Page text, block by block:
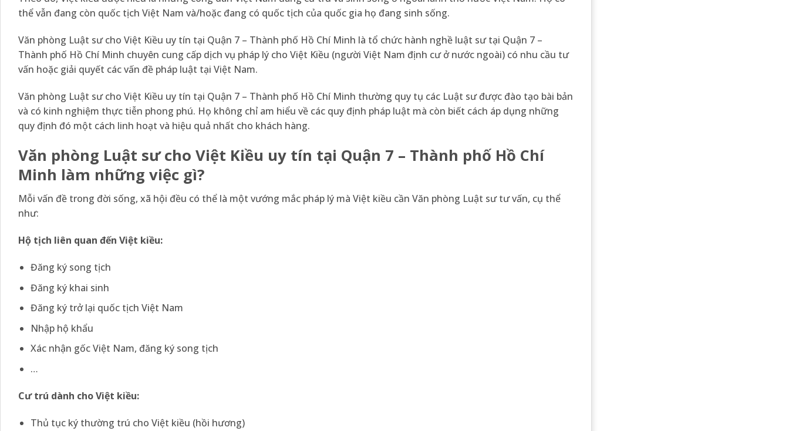
thể vẫn đang còn quốc tịch Việt Nam và/hoặc đang có quốc tịch của quốc gia họ đang sinh sống.
Văn phòng Luật sư cho Việt Kiều uy tín tại Quận 7 – Thành phố Hồ Chí Minh là tổ chức hành nghề luật sư tại Quận 7 –
Thành phố Hồ Chí Minh chuyên cung cấp dịch vụ pháp lý cho Việt Kiều (người Việt Nam định cư ở nước ngoài) có nhu cầu tư
vấn hoặc giải quyết các vấn đề pháp luật tại Việt Nam.
Văn phòng Luật sư cho Việt Kiều uy tín tại Quận 7 – Thành phố Hồ Chí Minh thường quy tụ các Luật sư được đào tạo bài bản
và có kinh nghiệm thực tiễn phong phú. Họ không chỉ am hiểu về các quy định pháp luật mà còn biết cách áp dụng những
quy định đó một cách linh hoạt và hiệu quả nhất cho khách hàng.
Văn phòng Luật sư cho Việt Kiều uy tín tại Quận 7 – Thành phố Hồ Chí
Minh làm những việc gì?
Mỗi vấn đề trong đời sống, xã hội đều có thể là một vướng mắc pháp lý mà Việt kiều cần Văn phòng Luật sư tư vấn, cụ thể
như:
Hộ tịch liên quan đến Việt kiều:
Đăng ký song tịch
Đăng ký khai sinh
Đăng ký trở lại quốc tịch Việt Nam
Nhập hộ khẩu
Xác nhận gốc Việt Nam, đăng ký song tịch
…
Cư trú dành cho Việt kiều:
Thủ tục ký thường trú cho Việt kiều (hồi hương)